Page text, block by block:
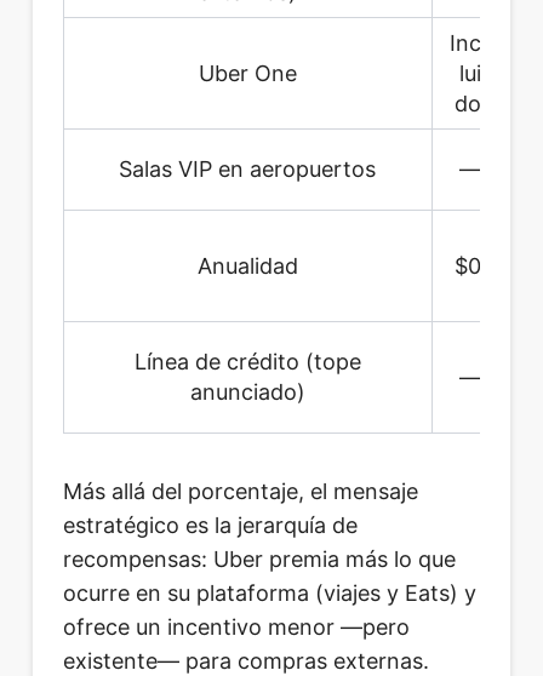
Uber One
Inc
lui
do
Salas VIP en aeropuertos —
Anualidad $0
Línea de crédito (tope
anunciado)
—
Más allá del porcentaje, el mensaje
estratégico es la jerarquía de
recompensas: Uber premia más lo que
ocurre en su plataforma (viajes y Eats) y
ofrece un incentivo menor —pero
existente— para compras externas.